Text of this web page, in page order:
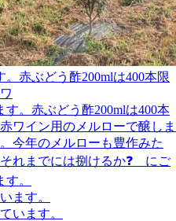
赤ぶどう酢200mlは400本限
ます。